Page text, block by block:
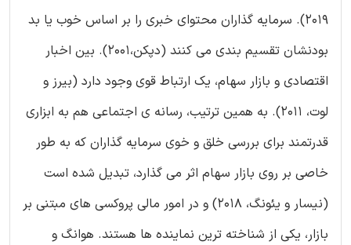
2019). سرمایه گذاران محتوای خبری را بر اساس خوب یا بد
بودنشان تقسیم بندی می کنند (دپکن،2001). بین اخبار
اقتصادی و بازار سهام، یک ارتباط قوی وجود دارد (بیرز و
لوت، 2011). به همین ترتیب، رسانه ی اجتماعی هم به ابزاری
قدرتمند برای بررسی خلق و خوی سرمایه گذاران که به طور
خاصی بر روی بازار سهام اثر می گذارد، تبدیل شده است
(نیسار و یئونگ، 2018) و در امور مالی پروکسی های مبتنی بر
بازار، یکی از شناخته ترین نماینده ها هستند. هوانگ و